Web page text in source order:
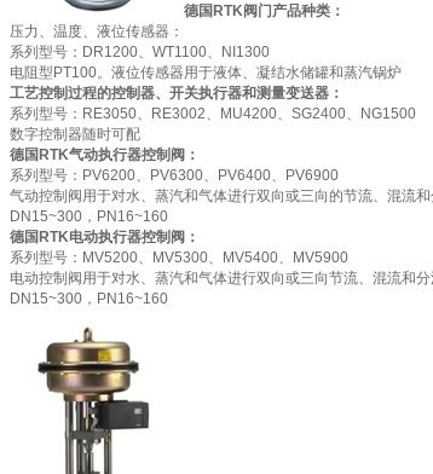
德国RTK阀门产品种类：
压力、温度、液位传感器：
系列型号：DR1200、WT1100、NI1300
电阻型PT100。液位传感器用于液体、凝结水储罐和蒸汽锅炉
工艺控制过程的控制器、开关执行器和测量变送器：
系列型号：RE3050、RE3002、MU4200、SG2400、NG1500
数字控制器随时可配
德国RTK气动执行器控制阀：
系列型号：PV6200、PV6300、PV6400、PV6900
气动控制阀用于对水、蒸汽和气体进行双向或三向的节流、混流
DN15~300，PN16~160
德国RTK电动执行器控制阀：
系列型号：MV5200、MV5300、MV5400、MV5900
电动控制阀用于对水、蒸汽和气体进行双向或三向节流、混流和
DN15~300，PN16~160